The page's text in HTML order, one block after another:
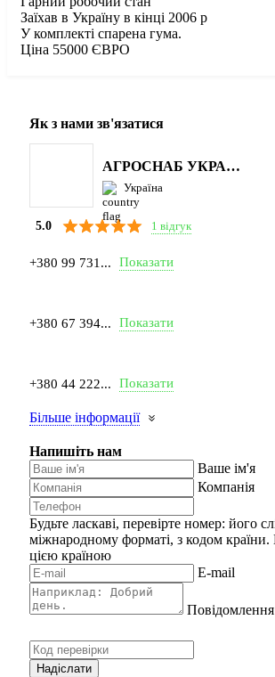
Заїхав в Україну в кінці 2006 р
У комплекті спарена гума.
Ціна 55000 ЄВРО
Як з нами зв'язатися
АГРОСНАБ УКРАЇНА
Україна
5.0 1 відгук
+380 99 731... Показати
+380 67 394... Показати
+380 44 222... Показати
Більше інформації
Напишіть нам
Ваше ім'я
Компанія
Будьте ласкаві, перевірте номер: його
міжнародному форматі, з кодом країни.
цією країною
E-mail
Повідомлення